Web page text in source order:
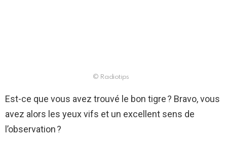
© Radiotips
Est-ce que vous avez trouvé le bon tigre ? Bravo, vous
avez alors les yeux vifs et un excellent sens de
l’observation ?